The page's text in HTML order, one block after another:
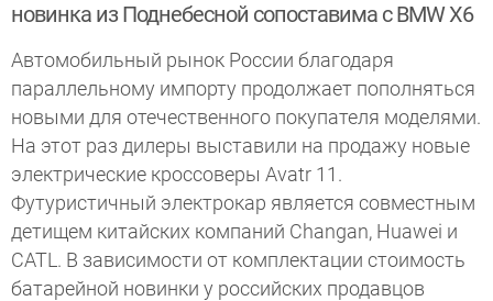
новинка из Поднебесной сопоставима с BMW X6
Автомобильный рынок России благодаря
параллельному импорту продолжает пополняться
новыми для отечественного покупателя моделями.
На этот раз дилеры выставили на продажу новые
электрические кроссоверы Avatr 11.
Футуристичный электрокар является совместным
детищем китайских компаний Changan, Huawei и
CATL. В зависимости от комплектации стоимость
батарейной новинки у российских продавцов